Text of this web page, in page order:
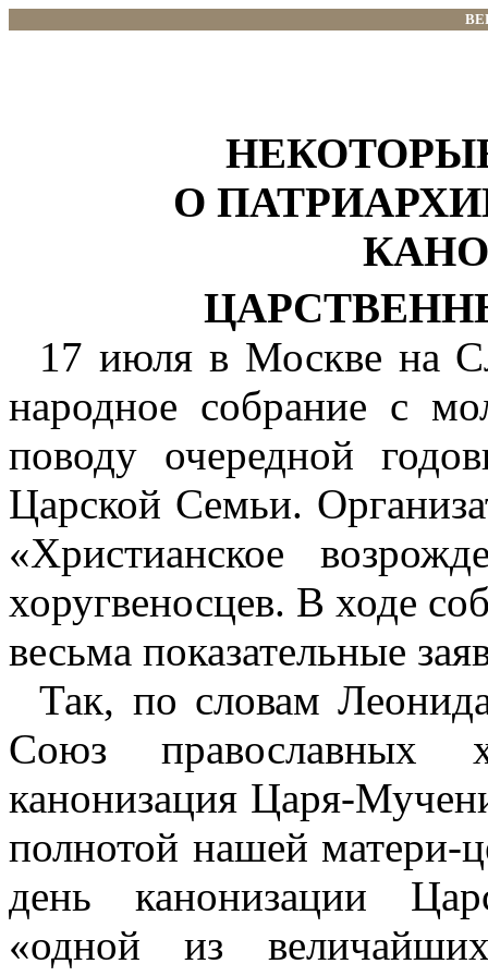
О
17 июля в Москве на
народное собрание с
поводу очередной
Царской Семьи.
«Христианское
хоругвеносцев. В ходе
весьма показательные
Так, по словам
Союз православных
канонизация Царя-
полнотой нашей
день канонизации
«одной из